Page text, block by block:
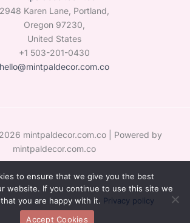
2948 Karen Lane, Portland,
Oregon 97230,
United States
+1 503-201-0430
hello@mintpaldecor.com.co
mintpaldecor.com.co | Powered by
mintpaldecor.com.co
Sitemap
Privacy Policy
AI, Learn the Facts About Us
to ensure that we give you the best
website. If you continue to use this site we
you are happy with it. Privacy policy
Accept Cookies